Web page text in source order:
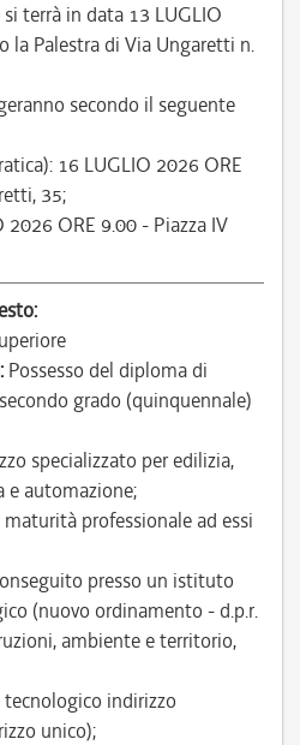
si terrà in data 13 LUGLIO
la Palestra di Via Ungaretti n.
secondo il seguente
16 LUGLIO 2026 ORE
35;
2026 ORE 9.00 - Piazza IV
Possesso del diploma di
grado (quinquennale)
specializzato per edilizia,
e automazione;
professionale ad essi
presso un istituto
(nuovo ordinamento - d.p.r.
ambiente e territorio,
indirizzo
unico);